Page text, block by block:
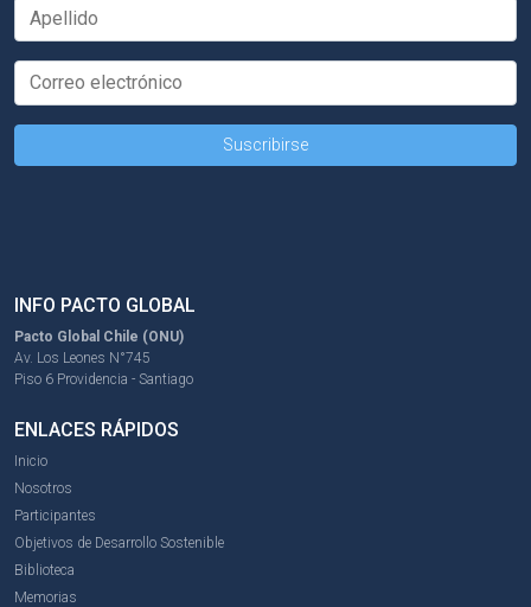
INFO PACTO GLOBAL
Pacto Global Chile (ONU)
Av. Los Leones N°745
Piso 6 Providencia - Santiago
ENLACES RÁPIDOS
Inicio
Nosotros
Participantes
Objetivos de Desarrollo Sostenible
Biblioteca
Memorias